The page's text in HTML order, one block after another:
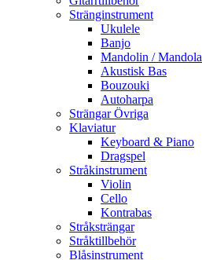
Stränginstrument
Ukulele
Banjo
Mandolin / Mandola
Akustisk Bas
Bouzouki
Autoharpa
Strängar Övriga
Klaviatur
Keyboard & Piano
Dragspel
Stråkinstrument
Violin
Cello
Kontrabas
Stråksträngar
Stråktillbehör
Blåsinstrument